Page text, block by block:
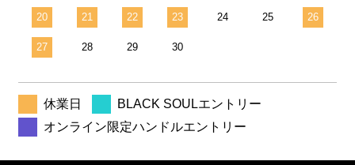
20 21 22 23 24 25 26
27 28 29 30
休業日
BLACK SOULエントリー
オンライン限定ハンドルエントリー